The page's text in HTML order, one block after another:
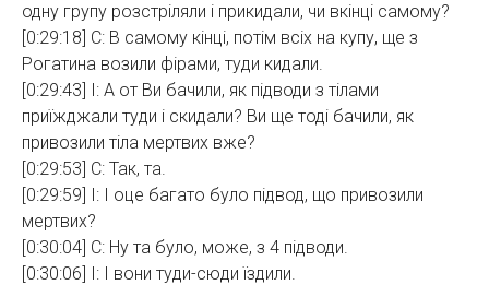
одну групу розстріляли і прикидали, чи вкінці самому?
[0:29:18] С: В самому кінці, потім всіх на купу, ще з
Рогатина возили фірами, туди кидали.
[0:29:43] І: А от Ви бачили, як підводи з тілами
приїжджали туди і скидали? Ви ще тоді бачили, як
привозили тіла мертвих вже?
[0:29:53] С: Так, та.
[0:29:59] І: І оце багато було підвод, що привозили
мертвих?
[0:30:04] С: Ну та було, може, з 4 підводи.
[0:30:06] І: І вони туди-сюди їздили.